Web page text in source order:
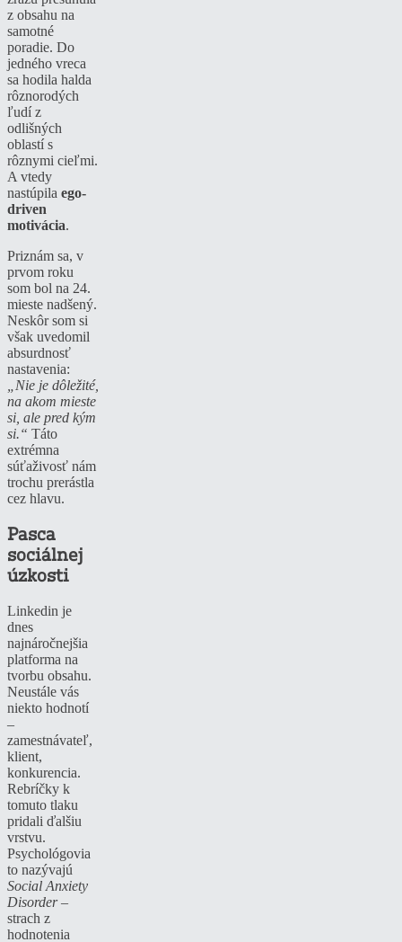
z obsahu na
samotné
poradie. Do
jedného vreca
sa hodila halda
rôznorodých
ľudí z
odlišných
oblastí s
rôznymi cieľmi.
A vtedy
nastúpila ego-
driven
motivácia.
Priznám sa, v
prvom roku
som bol na 24.
mieste nadšený.
Neskôr som si
však uvedomil
absurdnosť
nastavenia:
„Nie je dôležité,
na akom mieste
si, ale pred kým
si.“ Táto
extrémna
súťaživosť nám
trochu prerástla
cez hlavu.
Pasca
sociálnej
úzkosti
Linkedin je
dnes
najnáročnejšia
platforma na
tvorbu obsahu.
Neustále vás
niekto hodnotí
–
zamestnávateľ,
klient,
konkurencia.
Rebríčky k
tomuto tlaku
pridali ďalšiu
vrstvu.
Psychológovia
to nazývajú
Social Anxiety
Disorder–
strach z
hodnotenia